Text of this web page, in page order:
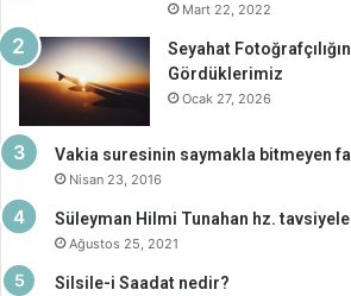
Mart 22, 2022
Seyahat
Gördüklerimiz
Ocak 27, 2026
Vakia suresinin saymakla bitmeyen
Nisan 23, 2016
Süleyman Hilmi Tunahan hz.
Ağustos 25, 2021
Silsile-i Saadat nedir?